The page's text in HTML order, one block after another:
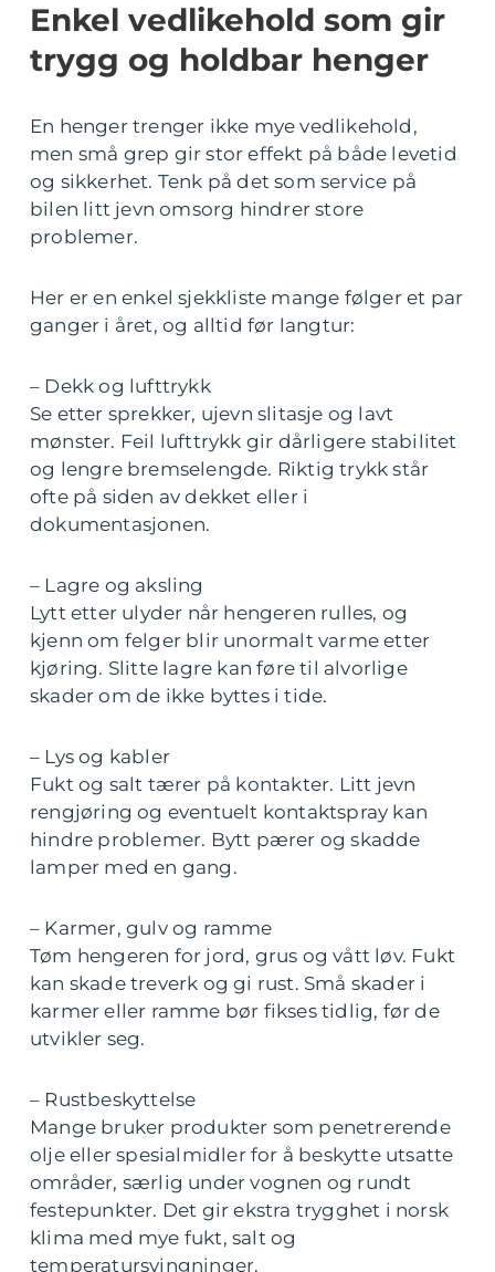
Enkel vedlikehold som gir
trygg og holdbar henger
En henger trenger ikke mye vedlikehold,
men små grep gir stor effekt på både levetid
og sikkerhet. Tenk på det som service på
bilen litt jevn omsorg hindrer store
problemer.
Her er en enkel sjekkliste mange følger et par
ganger i året, og alltid før langtur:
– Dekk og lufttrykk
Se etter sprekker, ujevn slitasje og lavt
mønster. Feil lufttrykk gir dårligere stabilitet
og lengre bremselengde. Riktig trykk står
ofte på siden av dekket eller i
dokumentasjonen.
– Lagre og aksling
Lytt etter ulyder når hengeren rulles, og
kjenn om felger blir unormalt varme etter
kjøring. Slitte lagre kan føre til alvorlige
skader om de ikke byttes i tide.
– Lys og kabler
Fukt og salt tærer på kontakter. Litt jevn
rengjøring og eventuelt kontaktspray kan
hindre problemer. Bytt pærer og skadde
lamper med en gang.
– Karmer, gulv og ramme
Tøm hengeren for jord, grus og vått løv. Fukt
kan skade treverk og gi rust. Små skader i
karmer eller ramme bør fikses tidlig, før de
utvikler seg.
– Rustbeskyttelse
Mange bruker produkter som penetrerende
olje eller spesialmidler for å beskytte utsatte
områder, særlig under vognen og rundt
festepunkter. Det gir ekstra trygghet i norsk
klima med mye fukt, salt og
temperatursvingninger.